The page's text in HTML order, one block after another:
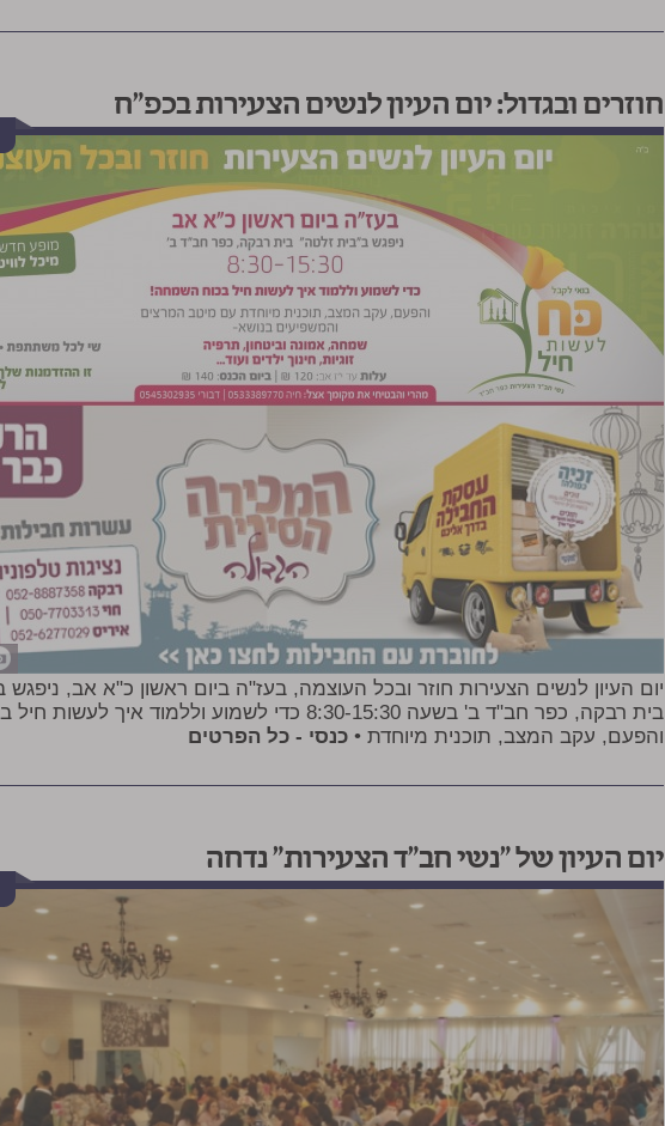
חוזרים ובגדול: יום העיון לנשים הצעירות בכפ"ח
יום העיון לנשים הצעירות חוזר ובכל העוצמה, בעז"ה ביום ראשון כ"א אב,
בית רבקה, כפר חב"ד ב' בשעה 8:30-15:30 כדי לשמוע וללמוד איך
והפעם, עקב המצב, תוכנית מיוחדת • כנסי - כל הפרטים
יום העיון של "נשי חב"ד הצעירות" נדחה